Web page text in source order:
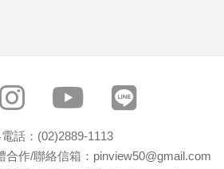
話：(02)2889-1113
合作/聯絡信箱：pinview50@gmail.com